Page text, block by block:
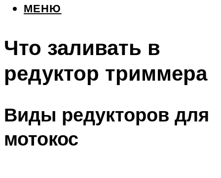
МЕНЮ
Что заливать в
редуктор триммера
Виды редукторов для
мотокос